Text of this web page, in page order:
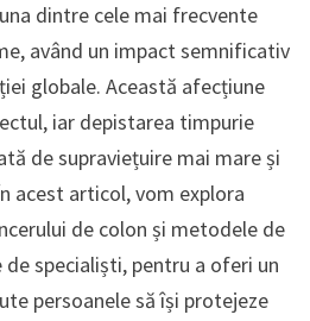
dintre cele mai frecvente
având un impact semnificativ
globale. Această afecțiune
iar depistarea timpurie
de supraviețuire mai mare și
acest articol, vom explora
de colon și metodele de
specialiști, pentru a oferi un
persoanele să își protejeze